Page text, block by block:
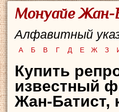
Монуайе Жан-
Алфавитный
А Б В Г Д Е Ж З
Купить
известный
Жан-Батист,